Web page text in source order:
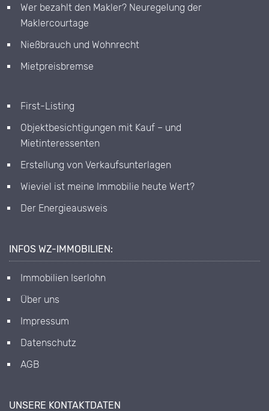
Wer bezahlt den Makler? Neuregelung der
Maklercourtage
Nießbrauch und Wohnrecht
Mietpreisbremse
First-Listing
Objektbesichtigungen mit Kauf – und
Mietinteressenten
Erstellung von Verkaufsunterlagen
Wieviel ist meine Immobilie heute Wert?
Der Energieausweis
INFOS WZ-IMMOBILIEN:
Immobilien Iserlohn
Über uns
Impressum
Datenschutz
AGB
UNSERE KONTAKTDATEN